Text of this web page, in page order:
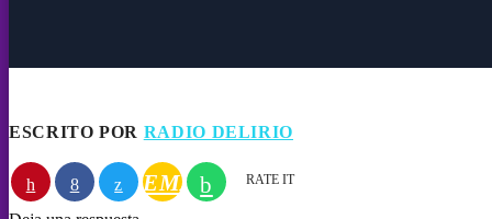
ESCRITO POR RADIO DELIRIO
EMAIL RATE IT